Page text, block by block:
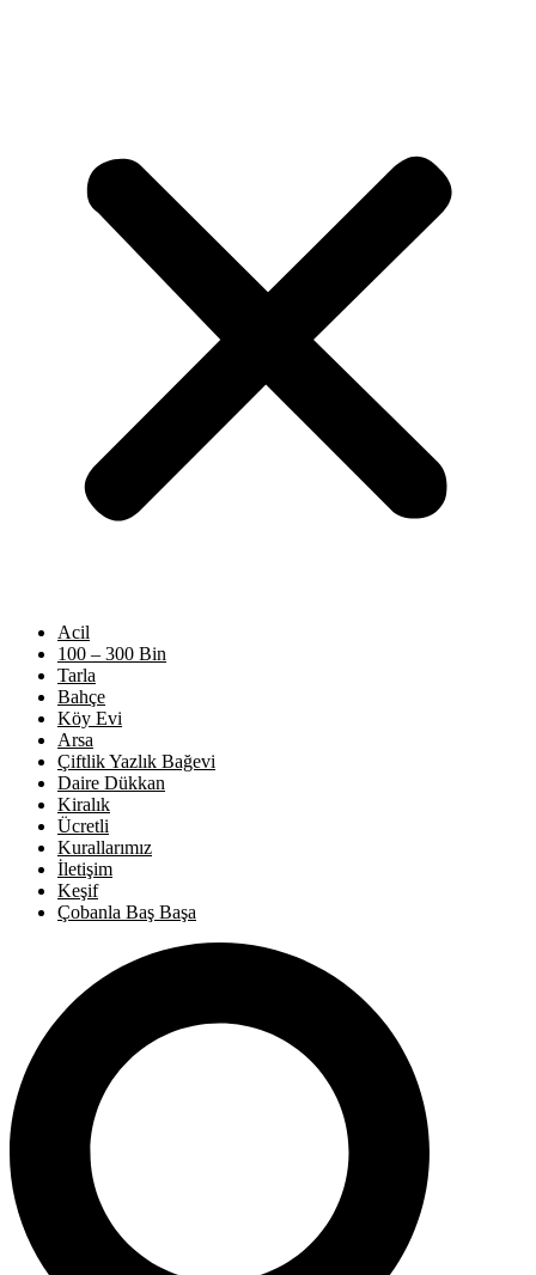
Acil
100 – 300 Bin
Tarla
Bahçe
Köy Evi
Arsa
Çiftlik Yazlık Bağevi
Daire Dükkan
Kiralık
Ücretli
Kurallarımız
İletişim
Keşif
Çobanla Baş Başa